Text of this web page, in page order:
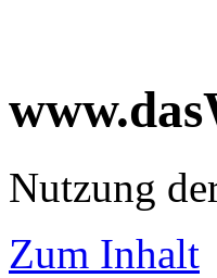
Nutzung
Zum Inhalt